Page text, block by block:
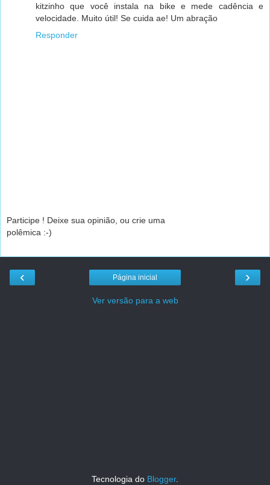
kitzinho que você instala na bike e mede cadência e
velocidade. Muito útil! Se cuida ae! Um abração
Responder
Participe ! Deixe sua opinião, ou crie uma
polêmica :-)
‹ ›
Página inicial
Ver versão para a web
Tecnologia do Blogger.